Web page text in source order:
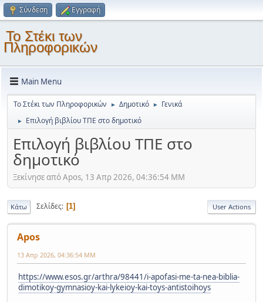
Σύνδεση Εγγραφή
Το Στέκι των
Πληροφορικών
Main Menu
Το Στέκι των Πληροφορικών ► Δημοτικό ► Γενικά
► Επιλογή βιβλίου ΤΠΕ στο δημοτικό
Επιλογή βιβλίου ΤΠΕ στο
δημοτικό
Ξεκίνησε από Apos, 13 Απρ 2026, 04:36:54 ΜΜ
Κάτω Σελίδες 1 User Actions
Apos
13 Απρ 2026, 04:36:54 ΜΜ
https://www.esos.gr/arthra/98441/i-apofasi-me-ta-nea-biblia-
dimotikoy-gymnasioy-kai-lykeioy-kai-toys-antistoihoys